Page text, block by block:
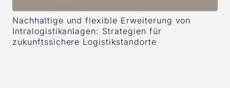
Nachhaltige und flexible Erweiterung von
Intralogistikanlagen: Strategien für
zukunftssichere Logistikstandorte